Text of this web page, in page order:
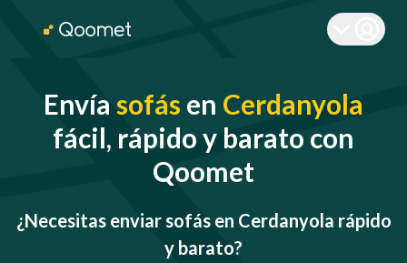
Envía sofás en Cerdanyola
fácil, rápido y barato con
Qoomet
¿Necesitas enviar sofás en Cerdanyola rápido
y barato?